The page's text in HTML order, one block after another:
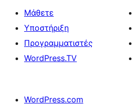
Μάθετε
Υποστήριξη
Προγραμματιστές
WordPress.TV
WordPress.com